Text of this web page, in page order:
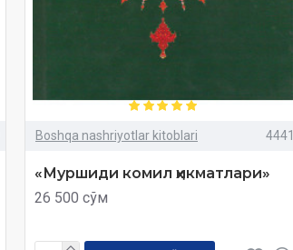
Boshqa nashriyotlar kitoblari 4441
«Муршиди комил ҳикматлари»
26 500 сўм